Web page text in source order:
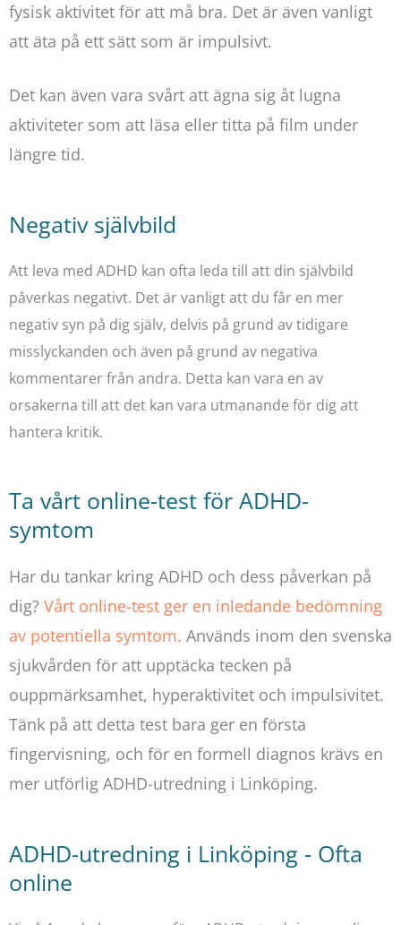
fysisk aktivitet för att må bra. Det är även vanligt
att äta på ett sätt som är impulsivt.
Det kan även vara svårt att ägna sig åt lugna
aktiviteter som att läsa eller titta på film under
längre tid.
Negativ självbild
Att leva med ADHD kan ofta leda till att din självbild
påverkas negativt. Det är vanligt att du får en mer
negativ syn på dig själv, delvis på grund av tidigare
misslyckanden och även på grund av negativa
kommentarer från andra. Detta kan vara en av
orsakerna till att det kan vara utmanande för dig att
hantera kritik.
Ta vårt online-test för ADHD-
symtom
Har du tankar kring ADHD och dess påverkan på
dig? Vårt online-test ger en inledande bedömning
av potentiella symtom. Används inom den svenska
sjukvården för att upptäcka tecken på
ouppmärksamhet, hyperaktivitet och impulsivitet.
Tänk på att detta test bara ger en första
fingervisning, och för en formell diagnos krävs en
mer utförlig ADHD-utredning i Linköping.
ADHD-utredning i Linköping - Ofta
online